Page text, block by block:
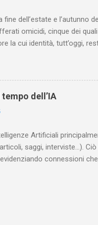
fine dell’estate e l’autunno
omicidi, cinque dei
la cui identità, tutt’oggi,
(e, in alcuni capitoli,
le lotte intestine al
sociale dell'Inghilterra
che non aveva
a sapere quali fossero le
dell’IA
Artificiali
saggi, interviste…).
connessioni
(già NotebookLM) e lo